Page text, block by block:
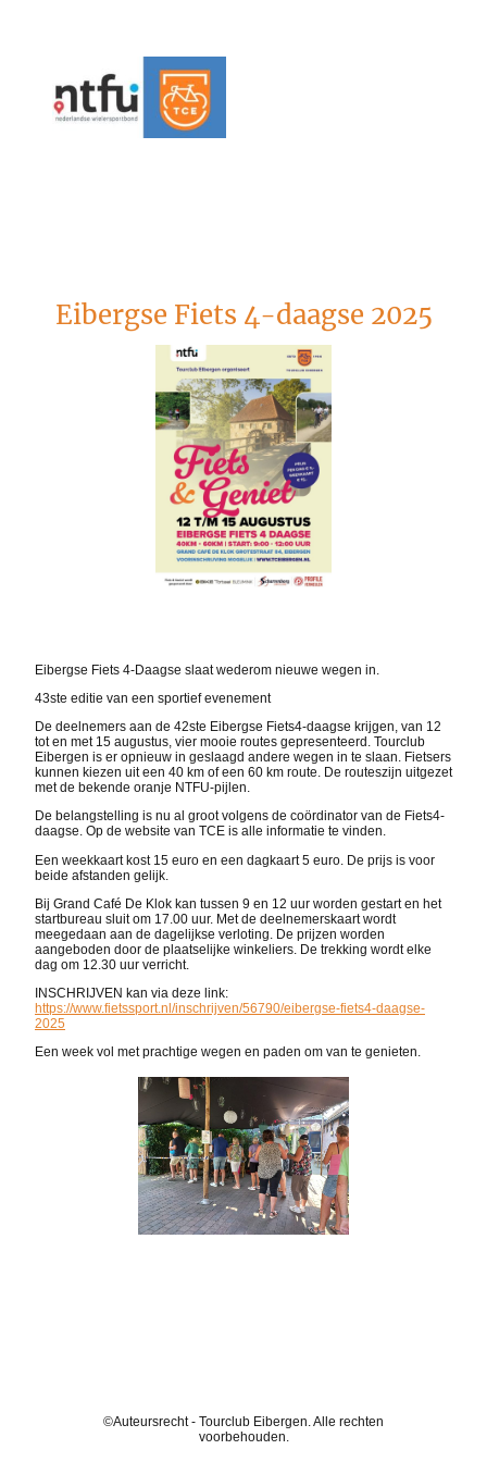
Eibergse Fiets 4-daagse 2025
Eibergse Fiets 4-Daagse slaat wederom nieuwe wegen in.
43ste editie van een sportief evenement
De deelnemers aan de 42ste Eibergse Fiets4-daagse krijgen, van 12
tot en met 15 augustus, vier mooie routes gepresenteerd. Tourclub
Eibergen is er opnieuw in geslaagd andere wegen in te slaan. Fietsers
kunnen kiezen uit een 40 km of een 60 km route. De routeszijn uitgezet
met de bekende oranje NTFU-pijlen.
De belangstelling is nu al groot volgens de coördinator van de Fiets4-
daagse. Op de website van TCE is alle informatie te vinden.
Een weekkaart kost 15 euro en een dagkaart 5 euro. De prijs is voor
beide afstanden gelijk.
Bij Grand Café De Klok kan tussen 9 en 12 uur worden gestart en het
startbureau sluit om 17.00 uur. Met de deelnemerskaart wordt
meegedaan aan de dagelijkse verloting. De prijzen worden
aangeboden door de plaatselijke winkeliers. De trekking wordt elke
dag om 12.30 uur verricht.
INSCHRIJVEN kan via deze link:
https://www.fietssport.nl/inschrijven/56790/eibergse-fiets4-daagse-
2025
Een week vol met prachtige wegen en paden om van te genieten.
©Auteursrecht - Tourclub Eibergen. Alle rechten
voorbehouden.